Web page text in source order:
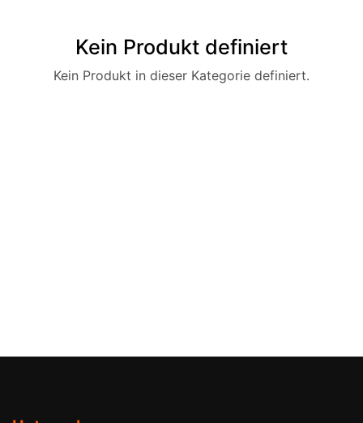
Kein Produkt definiert
Kein Produkt in dieser Kategorie definiert.